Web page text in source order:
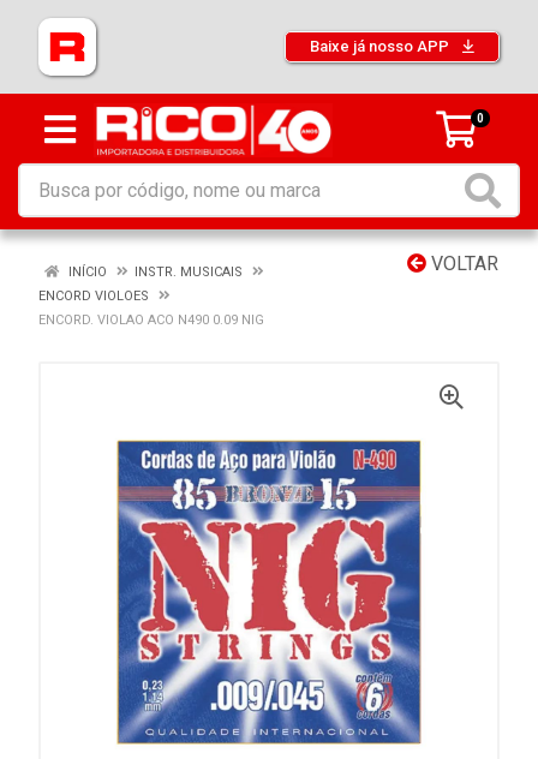
Baixe já nosso APP
0
VOLTAR
INÍCIO
INSTR. MUSICAIS
ENCORD VIOLOES
ENCORD. VIOLAO ACO N490 0.09 NIG